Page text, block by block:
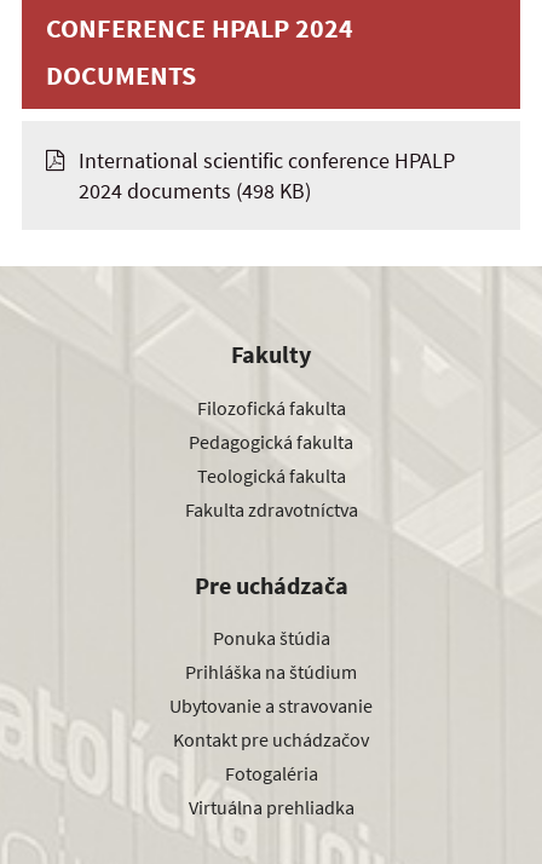
CONFERENCE HPALP 2024
DOCUMENTS
International scientific conference HPALP
2024 documents (498 KB)
Fakulty
Filozofická fakulta
Pedagogická fakulta
Teologická fakulta
Fakulta zdravotníctva
Pre uchádzača
Ponuka štúdia
Prihláška na štúdium
Ubytovanie a stravovanie
Kontakt pre uchádzačov
Fotogaléria
Virtuálna prehliadka